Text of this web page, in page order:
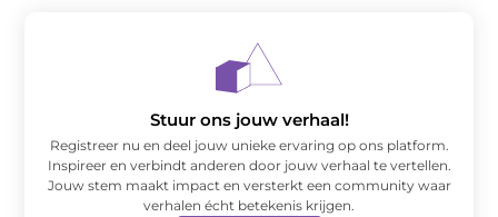
Stuur ons jouw verhaal!
Registreer nu en deel jouw unieke ervaring op ons platform.
Inspireer en verbindt anderen door jouw verhaal te vertellen.
Jouw stem maakt impact en versterkt een community waar
verhalen écht betekenis krijgen.